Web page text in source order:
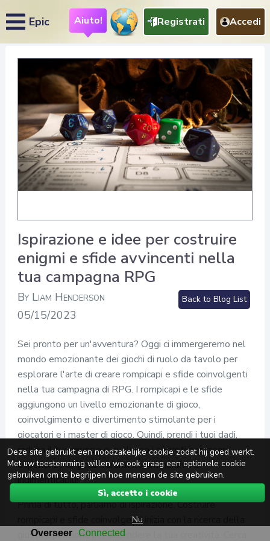
Epic Aiuto! Registrati Accedi
Ispirazione e idee per costruire
enigmi e sfide avvincenti nella
tua campagna RPG
By Liam Henderson
05/15/2023
Back to Blog List
Sei pronto per un'avventura? Oggi ci immergeremo nel
mondo emozionante dei giochi di ruolo da tavolo per
esplorare l'arte di creare rompicapi e sfide coinvolgenti
nella tua campagna di RPG. I rompicapi e le sfide
aggiungono un livello emozionante di gioco,
coinvolgimento e divertimento stimolante per i
giocatori e i master di gioco. Quindi, prendi i tuoi dadi,
raduna il tuo gruppo e sveliamo i segreti per creare
esperienze di gioco veramente immersive e
indimenticabili!
Prima di tutto, parliamo di ispirazione. Costruire
rompicapi e sfide coinvolgenti inizia con la ricerca della
giusta ispirazione per accendere la tua creatività. Cerca
Deze site gebruikt een noodzakelijke cookie zodat hij goed werkt.
Met uw toestemming willen we ook graag een optionele cookie
gebruiken om te begrijpen hoe mensen de site gebruiken.
Sì, accetto i cookie
Nu